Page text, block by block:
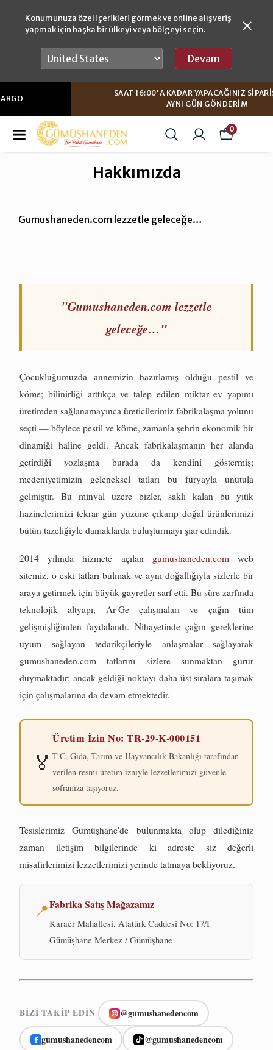
Konumunuza özel içerikleri görmek ve online alışveriş
yapmak için başka bir ülkeyi veya bölgeyi seçin.
Devam
SAAT 16:00'A KADAR YAPACAĞINIZ SIPARIŞLERDE
AYNI GÜN GÖNDERIM
0
Hakkımızda
Gumushaneden.com lezzetle geleceğe…
"Gumushaneden.com lezzetle
geleceğe…"
Çocukluğumuzda annemizin hazırlamış olduğu pestil ve
köme; bilinirliği arttıkça ve talep edilen miktar ev yapımı
üretimden sağlanamayınca üreticilerimiz fabrikalaşma yolunu
seçti — böylece pestil ve köme, zamanla şehrin ekonomik bir
dinamiği haline geldi. Ancak fabrikalaşmanın her alanda
getirdiği yozlaşma burada da kendini göstermiş;
medeniyetimizin geleneksel tatları bu furyayla unutula
gelmiştir. Bu minval üzere bizler, saklı kalan bu yitik
hazinelerimizi tekrar gün yüzüne çıkarıp doğal ürünlerimizi
bütün tazeliğiyle damaklarda buluşturmayı şiar edindik.
2014 yılında hizmete açılan gumushaneden.comweb
sitemiz, o eski tatları bulmak ve aynı doğallığıyla sizlerle bir
araya getirmek için büyük gayretler sarf etti. Bu süre zarfında
teknolojik altyapı, Ar-Ge çalışmaları ve çağın tüm
gelişmişliğinden faydalandı. Nihayetinde çağın gereklerine
uyum sağlayan tedarikçileriyle anlaşmalar sağlayarak
gumushaneden.com tatlarını sizlere sunmaktan gurur
duymaktadır; ancak geldiği noktayı daha üst sıralara taşımak
için çalışmalarına da devam etmektedir.
🏅
Üretim İzin No: TR-29-K-000151
T.C. Gıda, Tarım ve Hayvancılık Bakanlığı tarafından
verilen resmi üretim izniyle lezzetlerimizi güvenle
sofranıza taşıyoruz.
Tesislerimiz Gümüşhane'de bulunmakta olup dilediğiniz
zaman iletişim bilgilerinde ki adreste siz değerli
misafirlerimizi lezzetlerimizi yerinde tatmaya bekliyoruz.
📍Fabrika Satış Mağazamız
Karaer Mahallesi, Atatürk Caddesi No: 17/I
Gümüşhane Merkez / Gümüşhane
BIZI TAKIP EDIN @gumushanedencom
gumushanedencom @gumushanedencom